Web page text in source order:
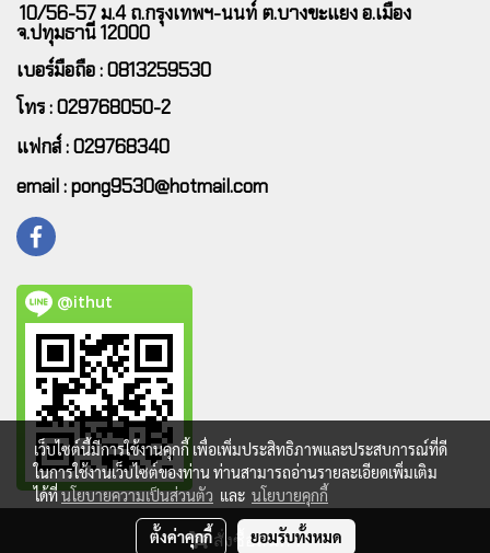
สั่งซื้อสินค้า
10/56-57 ม.4 ถ.กรุงเทพฯ-นนท์ ต.บางขะแยง อ.เมือง
จ.ปทุมธานี 12000
เบอร์มือถือ : 0813259530
โทร : 029768050-2
แฟกส์ : 029768340
email : pong9530@hotmail.com
@ithut
เว็บไซต์นี้มีการใช้งานคุกกี้ เพื่อเพิ่มประสิทธิภาพและประสบการณ์ที่ดี
ในการใช้งานเว็บไซต์ของท่าน ท่านสามารถอ่านรายละเอียดเพิ่มเติม
ได้ที่นโยบายความเป็นส่วนตัว และ นโยบายคุกกี้
ตั้งค่าคุกกี้ ยอมรับทั้งหมด